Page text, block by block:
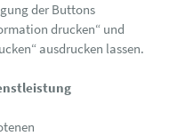
der Buttons
drucken“ und
ausdrucken lassen.